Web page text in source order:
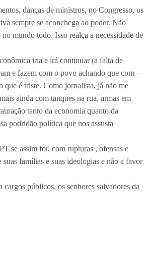
danças de ministros, no Congresso, os
sempre se aconchega ao poder. Não
mundo todo. Isso realça a necessidade de
iria e irá continuar (a falta de
e fazem com o povo achando que com –
que é triste. Como jornalista, já não me
ainda com tanques na rua, armas em
tanto da economia quanto da
podridão política que nos assusta
se assim for, com rupturas , ofensas e
famílias e suas ideologias e não a favor
públicos, os senhores salvadores da